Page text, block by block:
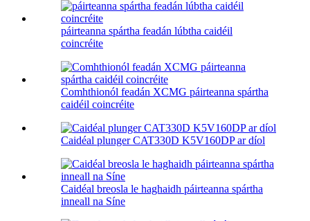
páirteanna spártha feadán lúbtha caidéil
coincréite
Comhthionól feadán XCMG páirteanna spártha
caidéil coincréite
Caidéal plunger CAT330D K5V160DP ar díol
Caidéal breosla le haghaidh páirteanna spártha
inneall na Síne